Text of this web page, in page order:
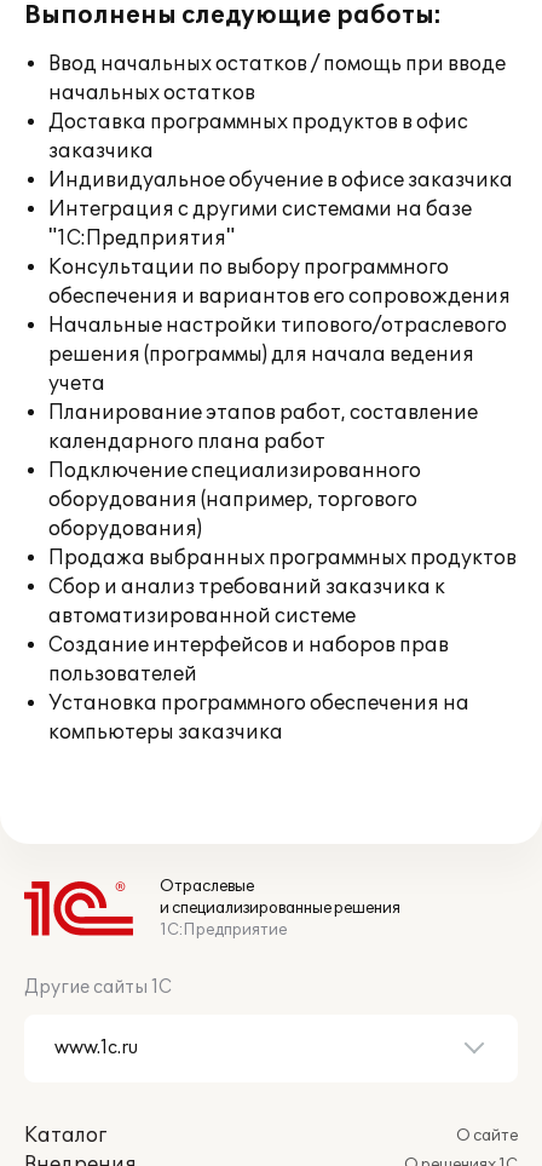
Выполнены следующие работы:
Ввод начальных остатков / помощь при вводе
начальных остатков
Доставка программных продуктов в офис
заказчика
Индивидуальное обучение в офисе заказчика
Интеграция с другими системами на базе
"1С:Предприятия"
Консультации по выбору программного
обеспечения и вариантов его сопровождения
Начальные настройки типового/отраслевого
решения (программы) для начала ведения
учета
Планирование этапов работ, составление
календарного плана работ
Подключение специализированного
оборудования (например, торгового
оборудования)
Продажа выбранных программных продуктов
Сбор и анализ требований заказчика к
автоматизированной системе
Создание интерфейсов и наборов прав
пользователей
Установка программного обеспечения на
компьютеры заказчика
Отраслевые
и специализированные решения
1С:Предприятие
Другие сайты 1С
Каталог
О сайте